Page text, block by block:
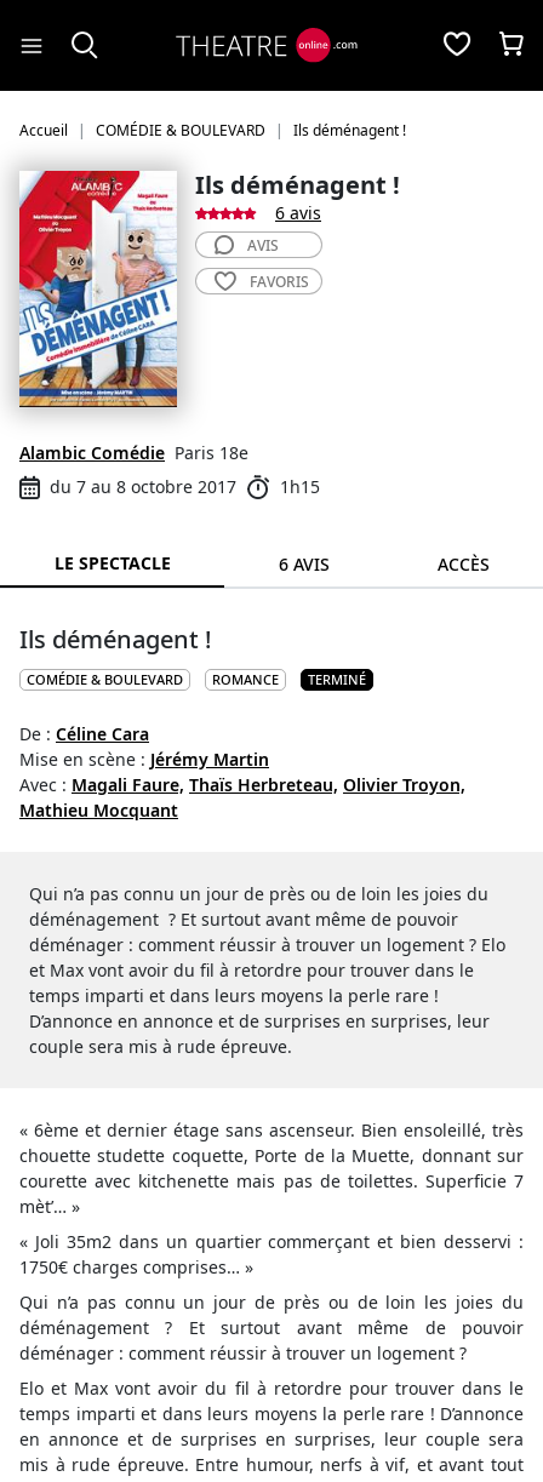
Accueil COMÉDIE & BOULEVARD Ils déménagent !
Ils déménagent !
6 avis
Alambic Comédie Paris 18e
du 7 au 8 octobre 2017
1h15
AVIS
FAVORIS
LE SPECTACLE 6 AVIS ACCÈS
Ils déménagent !
COMÉDIE & BOULEVARD ROMANCE TERMINÉ
De : Céline Cara
Mise en scène : Jérémy Martin
Avec : Magali Faure, Thaïs Herbreteau, Olivier Troyon,
Mathieu Mocquant
Qui n’a pas connu un jour de près ou de loin les joies du
déménagement ? Et surtout avant même de pouvoir
déménager : comment réussir à trouver un logement ? Elo
et Max vont avoir du fil à retordre pour trouver dans le
temps imparti et dans leurs moyens la perle rare !
D’annonce en annonce et de surprises en surprises, leur
couple sera mis à rude épreuve.
« 6ème et dernier étage sans ascenseur. Bien ensoleillé, très
chouette studette coquette, Porte de la Muette, donnant sur
courette avec kitchenette mais pas de toilettes. Superficie 7
mèt’… »
« Joli 35m2 dans un quartier commerçant et bien desservi :
1750€ charges comprises… »
Qui n’a pas connu un jour de près ou de loin les joies du
déménagement ? Et surtout avant même de pouvoir
déménager : comment réussir à trouver un logement ?
Elo et Max vont avoir du fil à retordre pour trouver dans le
temps imparti et dans leurs moyens la perle rare ! D’annonce
en annonce et de surprises en surprises, leur couple sera
mis à rude épreuve. Entre humour, nerfs à vif, et avant tout